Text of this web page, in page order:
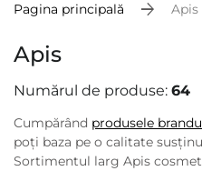
Pagina principală Apis
Apis
Numărul de produse: 64
Cumpărând produsele
poți baza pe o calitate
Sortimentul larg Apis